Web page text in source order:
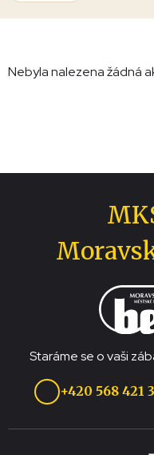
Nebyla nalezena žádná
Staráme se o vaši
+420 568 421